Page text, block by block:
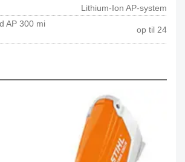
Lithium-Ion AP-system
AP 300 mi
op til 24